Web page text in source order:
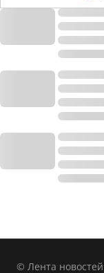
© Лента